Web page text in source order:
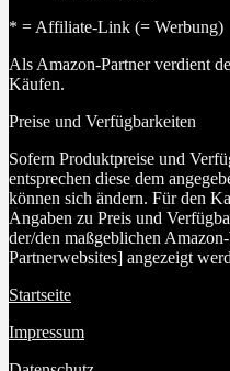
* = Affiliate-Link (= Werbung)
Als Amazon-Partner verdient
Käufen.
Preise und Verfügbarkeiten
Sofern Produktpreise und
entsprechen diese dem
können sich ändern. Für den
Angaben zu Preis und
der/den maßgeblichen
Partnerwebsites] angezeigt
Startseite
Impressum